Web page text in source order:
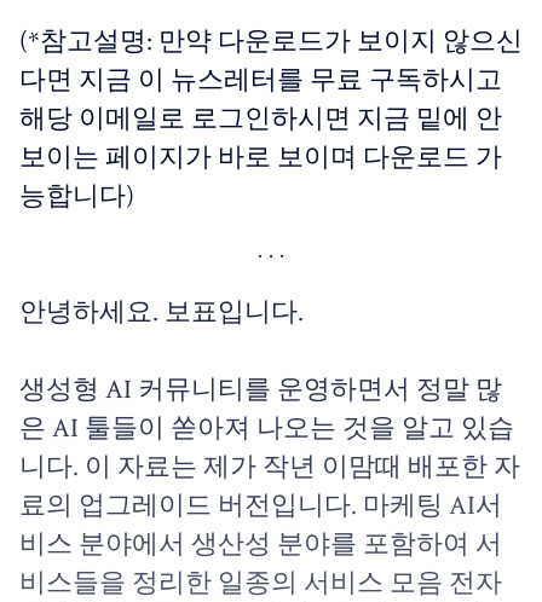
(*참고설명: 만약 다운로드가 보이지 않으신
다면 지금 이 뉴스레터를 무료 구독하시고
해당 이메일로 로그인하시면 지금 밑에 안
보이는 페이지가 바로 보이며 다운로드 가
능합니다)
안녕하세요. 보표입니다.
생성형 AI 커뮤니티를 운영하면서 정말 많
은 AI 툴들이 쏟아져 나오는 것을 알고 있습
니다. 이 자료는 제가 작년 이맘때 배포한 자
료의 업그레이드 버전입니다. 마케팅 AI서
비스 분야에서 생산성 분야를 포함하여 서
비스들을 정리한 일종의 서비스 모음 전자